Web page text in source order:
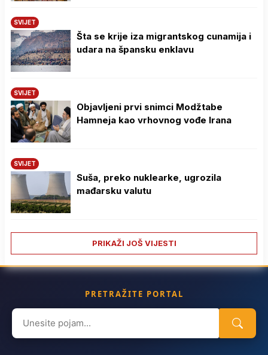
SVIJET
Šta se krije iza migrantskog cunamija i
udara na špansku enklavu
SVIJET
Objavljeni prvi snimci Modžtabe
Hamneja kao vrhovnog vođe Irana
SVIJET
Suša, preko nuklearke, ugrozila
mađarsku valutu
PRIKAŽI JOŠ VIJESTI
PRETRAŽITE PORTAL
Search
for: